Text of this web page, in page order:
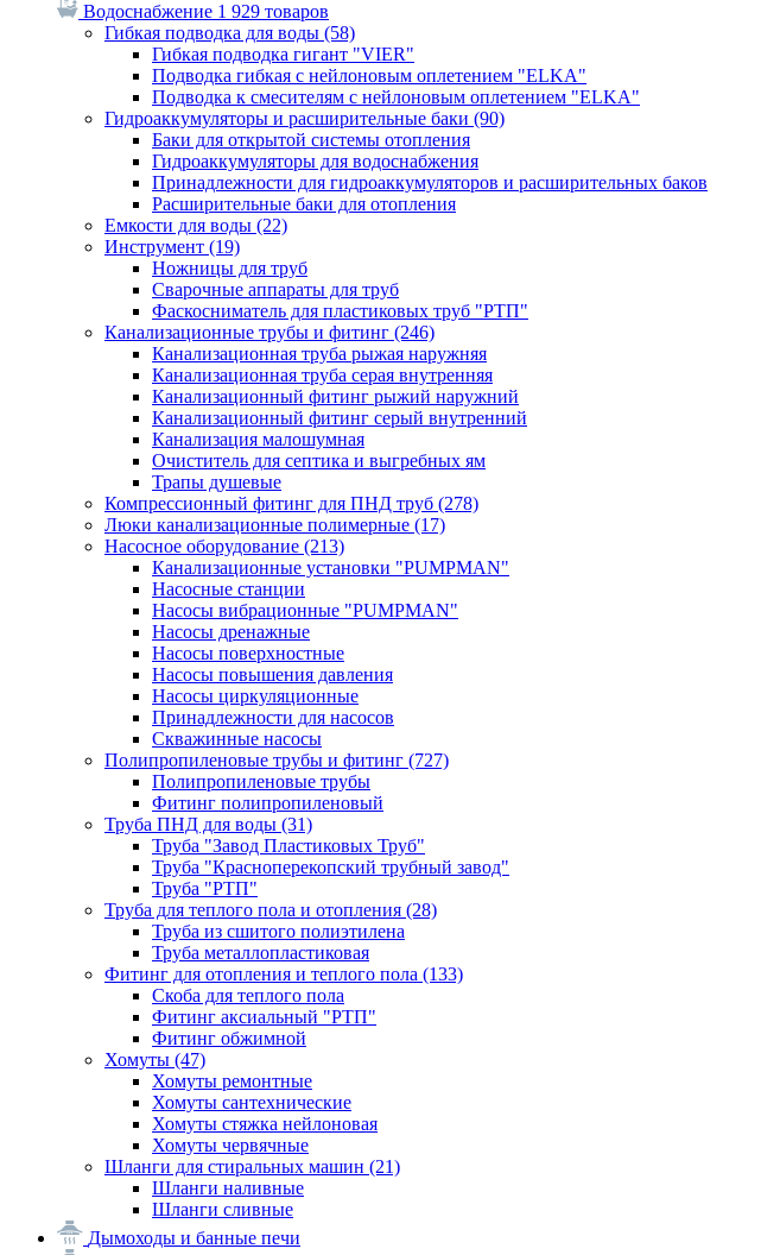
Водоснабжение 1 929 товаров
Гибкая подводка для воды (58)
Гибкая подводка гигант "VIER"
Подводка гибкая с нейлоновым оплетением "ELKA"
Подводка к смесителям с нейлоновым оплетением "ELKA"
Гидроаккумуляторы и расширительные баки (90)
Баки для открытой системы отопления
Гидроаккумуляторы для водоснабжения
Принадлежности для гидроаккумуляторов и расширительных баков
Расширительные баки для отопления
Емкости для воды (22)
Инструмент (19)
Ножницы для труб
Сварочные аппараты для труб
Фаскосниматель для пластиковых труб "РТП"
Канализационные трубы и фитинг (246)
Канализационная труба рыжая наружняя
Канализационная труба серая внутренняя
Канализационный фитинг рыжий наружний
Канализационный фитинг серый внутренний
Канализация малошумная
Очиститель для септика и выгребных ям
Трапы душевые
Компрессионный фитинг для ПНД труб (278)
Люки канализационные полимерные (17)
Насосное оборудование (213)
Канализационные установки "PUMPMAN"
Насосные станции
Насосы вибрационные "PUMPMAN"
Насосы дренажные
Насосы поверхностные
Насосы повышения давления
Насосы циркуляционные
Принадлежности для насосов
Скважинные насосы
Полипропиленовые трубы и фитинг (727)
Полипропиленовые трубы
Фитинг полипропиленовый
Труба ПНД для воды (31)
Труба "Завод Пластиковых Труб"
Труба "Красноперекопский трубный завод"
Труба "РТП"
Труба для теплого пола и отопления (28)
Труба из сшитого полиэтилена
Труба металлопластиковая
Фитинг для отопления и теплого пола (133)
Скоба для теплого пола
Фитинг аксиальный "РТП"
Фитинг обжимной
Хомуты (47)
Хомуты ремонтные
Хомуты сантехнические
Хомуты стяжка нейлоновая
Хомуты червячные
Шланги для стиральных машин (21)
Шланги наливные
Шланги сливные
Дымоходы и банные печи